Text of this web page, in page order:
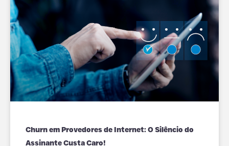
Churn em Provedores de Internet: O Silêncio do
Assinante Custa Caro!